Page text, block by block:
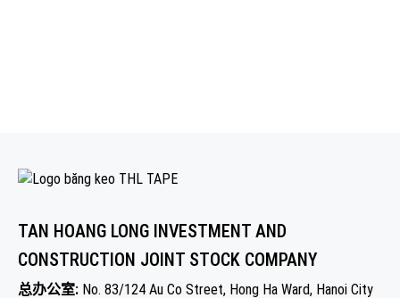
TAN HOANG LONG INVESTMENT AND
CONSTRUCTION JOINT STOCK COMPANY
总办公室: No. 83/124 Au Co Street, Hong Ha Ward, Hanoi City